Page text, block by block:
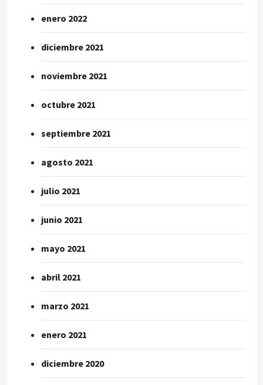
enero 2022
diciembre 2021
noviembre 2021
octubre 2021
septiembre 2021
agosto 2021
julio 2021
junio 2021
mayo 2021
abril 2021
marzo 2021
enero 2021
diciembre 2020